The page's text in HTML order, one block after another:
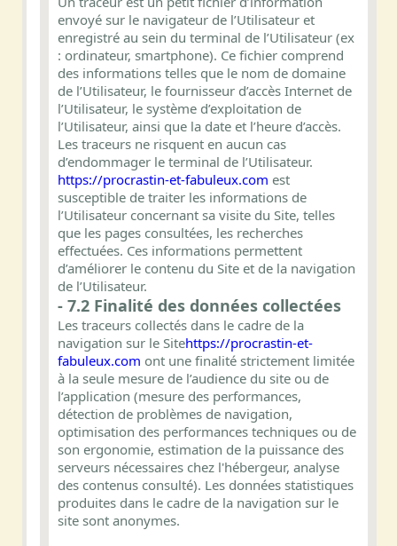
envoyé sur le navigateur de l’Utilisateur et
enregistré au sein du terminal de l’Utilisateur (ex
: ordinateur, smartphone). Ce fichier comprend
des informations telles que le nom de domaine
de l’Utilisateur, le fournisseur d’accès Internet de
l’Utilisateur, le système d’exploitation de
l’Utilisateur, ainsi que la date et l’heure d’accès.
Les traceurs ne risquent en aucun cas
d’endommager le terminal de l’Utilisateur.
https://procrastin-et-fabuleux.com est
susceptible de traiter les informations de
l’Utilisateur concernant sa visite du Site, telles
que les pages consultées, les recherches
effectuées. Ces informations permettent
d’améliorer le contenu du Site et de la navigation
de l’Utilisateur.
- 7.2 Finalité des données collectées
Les traceurs collectés dans le cadre de la
navigation sur le Sitehttps://procrastin-et-
fabuleux.com ont une finalité strictement limitée
à la seule mesure de l’audience du site ou de
l’application (mesure des performances,
détection de problèmes de navigation,
optimisation des performances techniques ou de
son ergonomie, estimation de la puissance des
serveurs nécessaires chez l'hébergeur, analyse
des contenus consulté). Les données statistiques
produites dans le cadre de la navigation sur le
site sont anonymes.